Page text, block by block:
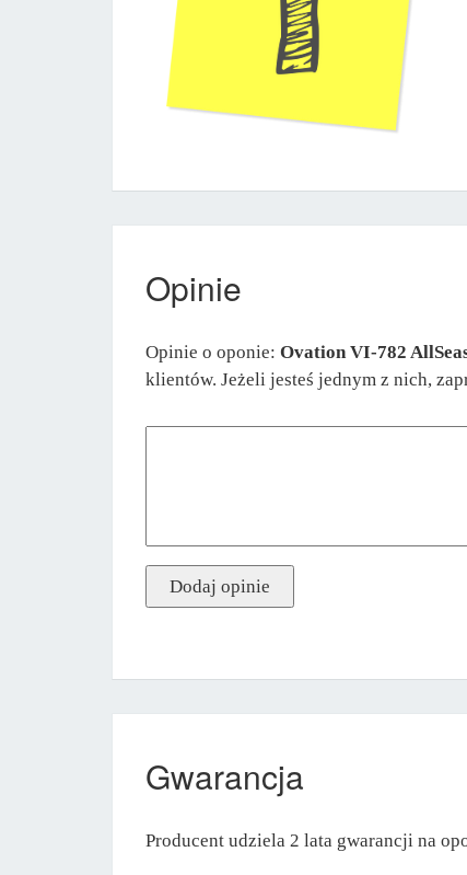
Opinie
Opinie o oponie: Ovation VI-782
klientów. Jeżeli jesteś jednym z nich,
Gwarancja
Producent udziela 2 lata gwarancji na